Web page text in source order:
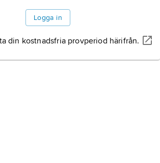
Logga in
din kostnadsfria provperiod härifrån.